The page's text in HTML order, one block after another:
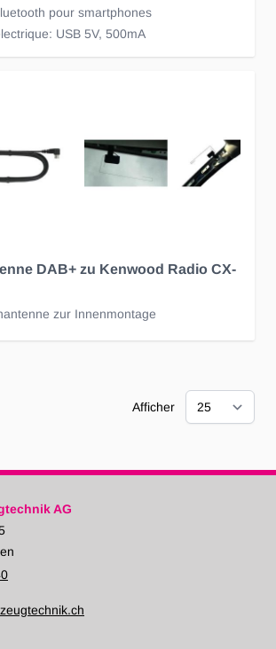
pour smartphones
USB 5V, 500mA
DAB+ zu Kenwood Radio CX-
zur Innenmontage
Afficher
AG